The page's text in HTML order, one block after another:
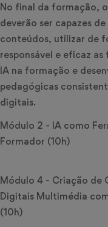
No final da formação,
deverão ser capazes
conteúdos, utilizar de
responsável e eficaz
IA na formação e
pedagógicas
digitais.
Módulo 2 - IA como
Formador (10h)
Módulo 4 - Criação de
Digitais Multimédia
(10h)